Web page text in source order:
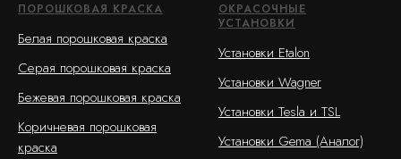
ПОРОШКОВАЯ КРАСКА
Белая порошковая краска
Серая порошковая краска
Бежевая порошковая краска
Коричневая порошковая
краска
ОКРАСОЧНЫЕ
УСТАНОВКИ
Установки Etalon
Установки Wagner
Установки Tesla и TSL
Установки Gema (Аналог)